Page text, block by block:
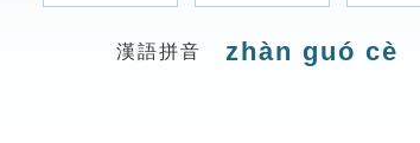
漢語拼音 zhàn guó cè